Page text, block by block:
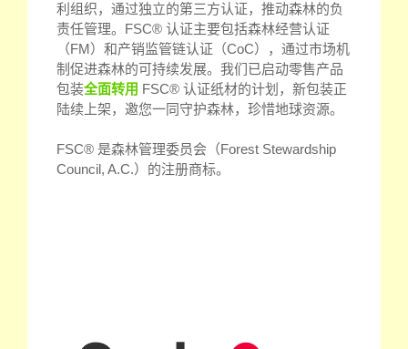
利组织，通过独立的第三方认证，推动森林的负
责任管理。FSC® 认证主要包括森林经营认证
（FM）和产销监管链认证（CoC），通过市场机
制促进森林的可持续发展。我们已启动零售产品
包装全面转用 FSC® 认证纸材的计划，新包装正
陆续上架，邀您一同守护森林，珍惜地球资源。
FSC® 是森林管理委员会（Forest Stewardship
Council, A.C.）的注册商标。